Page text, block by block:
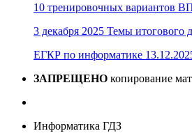
10 тренировочных вариантов
3 декабря 2025 Темы итогового
ЕГКР по информатике
ЗАПРЕЩЕНО копирование
Информатика ГДЗ